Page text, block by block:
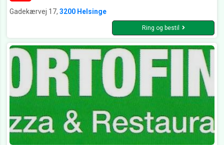
Gadekærvej 17, 3200 Helsinge
Ring og bestil